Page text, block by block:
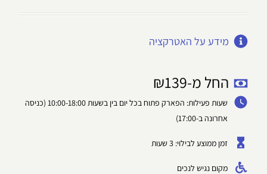
מידע על האטרקציה
החל מ- ₪139
שעות פעילות: הפארק פתוח בכל יום בין בשעות 10:00-18:00 (כניסה
אחרונה ב-17:00)
זמן ממוצע לבילוי: 3 שעות
מקום נגיש לנכים